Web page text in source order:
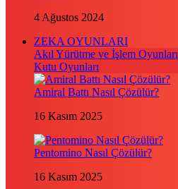
4 Ağustos 2024
ZEKA OYUNLARI
Akıl Yürütme ve İşlem Oyunları
Kutu Oyunları
Amiral Battı Nasıl Çözülür?
16 Kasım 2025
Pentomino Nasıl Çözülür?
16 Kasım 2025